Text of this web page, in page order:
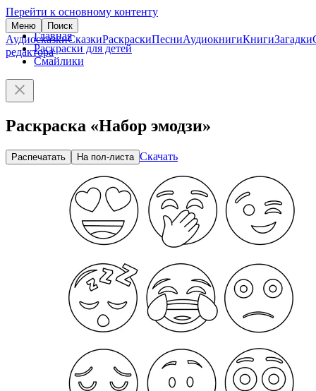
Перейти к основному контенту
Меню Поиск
АудиосказкиСказкиРаскраскиПесниАудиокнигиКнигиЗагадки
редактора
Главная
Раскраски для детей
Смайлики
Раскраска «Набор эмодзи»
Распечатать На пол-листа Скачать